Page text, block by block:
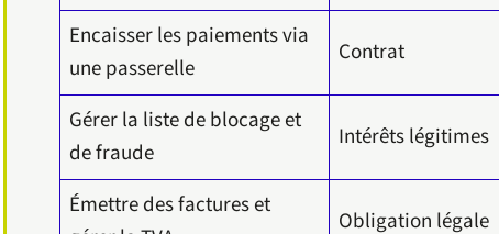
Encaisser les paiements via
une passerelle
Contrat
Gérer la liste de blocage et
de fraude
Intérêts légitimes
Émettre des factures et
Obligation légale